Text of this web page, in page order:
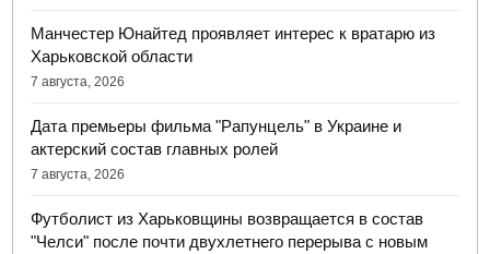
Манчестер Юнайтед проявляет интерес к вратарю из
Харьковской области
7 августа, 2026
Дата премьеры фильма "Рапунцель" в Украине и
актерский состав главных ролей
7 августа, 2026
Футболист из Харьковщины возвращается в состав
"Челси" после почти двухлетнего перерыва с новым